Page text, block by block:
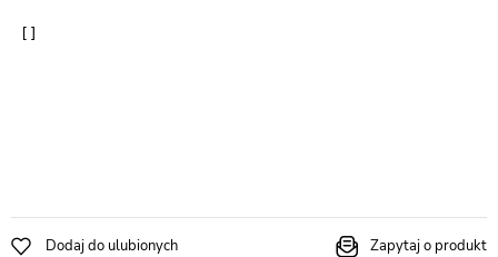
Dodaj do ulubionych Zapytaj o produkt